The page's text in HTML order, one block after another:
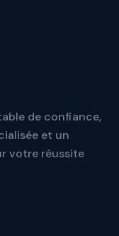
de confiance,
et un
votre réussite